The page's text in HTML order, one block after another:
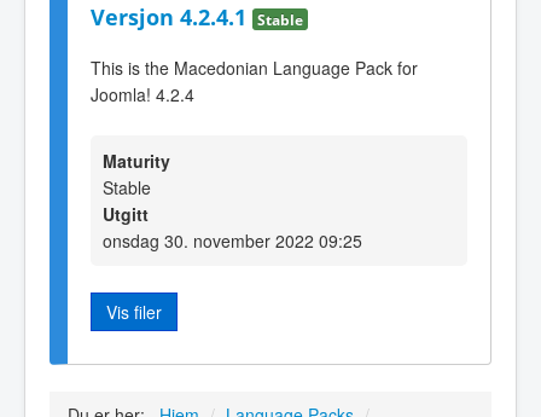
Versjon 4.2.4.1 Stable
This is the Macedonian Language Pack for
Joomla! 4.2.4
Maturity
Stable
Utgitt
onsdag 30. november 2022 09:25
Vis filer